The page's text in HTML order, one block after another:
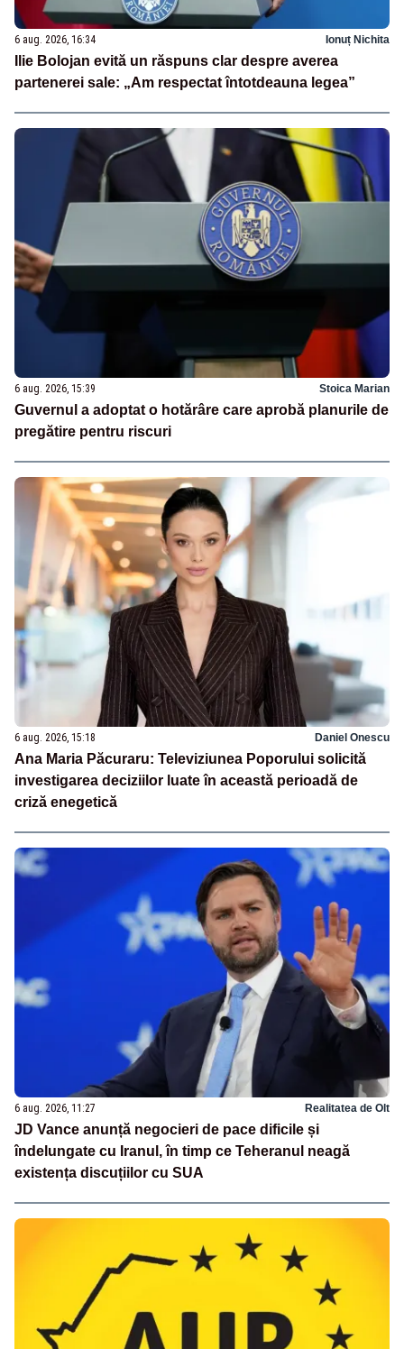
6 aug. 2026, 16:34 Ionuț Nichita
Ilie Bolojan evită un răspuns clar despre averea
partenerei sale: „Am respectat întotdeauna legea”
6 aug. 2026, 15:39 Stoica Marian
Guvernul a adoptat o hotărâre care aprobă planurile de
pregătire pentru riscuri
6 aug. 2026, 15:18 Daniel Onescu
Ana Maria Păcuraru: Televiziunea Poporului solicită
investigarea deciziilor luate în această perioadă de
criză enegetică
6 aug. 2026, 11:27 Realitatea de Olt
JD Vance anunță negocieri de pace dificile și
îndelungate cu Iranul, în timp ce Teheranul neagă
existența discuțiilor cu SUA